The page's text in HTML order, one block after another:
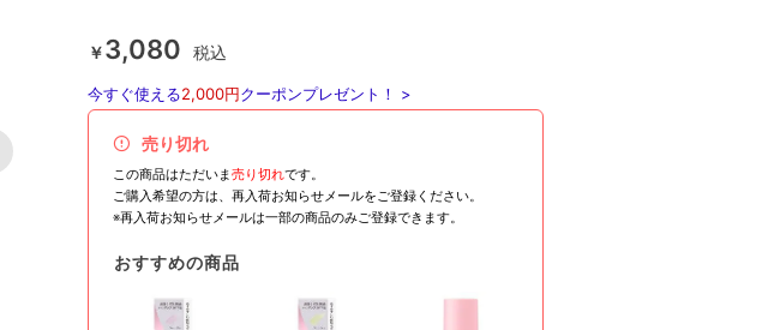
￥3,080 税込
今すぐ使える2,000円クーポンプレゼント！ >
売り切れ
この商品はただいま売り切れです。
ご購入希望の方は、再入荷お知らせメールをご登録ください。
※再入荷お知らせメールは一部の商品のみご登録できます。
おすすめの商品